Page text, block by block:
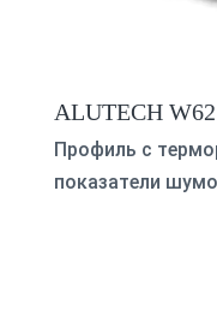
ALUTECH W62
Профиль с
показатели